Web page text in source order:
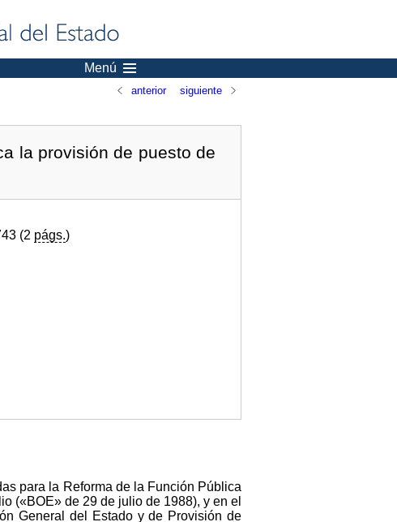
Menú
anterior siguiente
la provisión de puesto de
(2 págs.)
para la Reforma de la Función Pública
(«BOE» de 29 de julio de 1988), y en el
General del Estado y de Provisión de